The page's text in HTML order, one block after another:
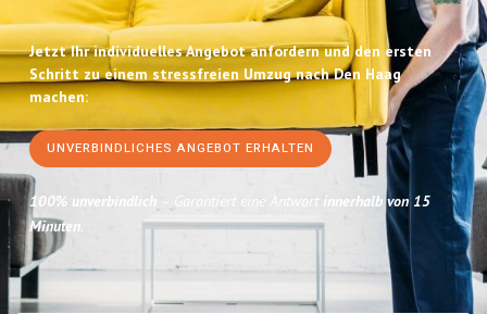
Jetzt Ihr individuelles Angebot anfordern und den ersten
Schritt zu einem stressfreien Umzug nach Den Haag
machen:
UNVERBINDLICHES ANGEBOT ERHALTEN
100% unverbindlich – Garantiert eine Antwort innerhalb von 15
Minuten.